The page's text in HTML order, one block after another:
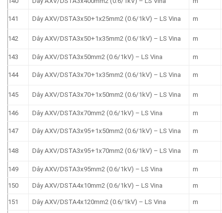
141 Dây AXV/DSTA3x50+1x25mm2 (0.6/1kV) – LS Vina m
142 Dây AXV/DSTA3x50+1x35mm2 (0.6/1kV) – LS Vina m
143 Dây AXV/DSTA3x50mm2 (0.6/1kV) – LS Vina m
144 Dây AXV/DSTA3x70+1x35mm2 (0.6/1kV) – LS Vina m
145 Dây AXV/DSTA3x70+1x50mm2 (0.6/1kV) – LS Vina m
146 Dây AXV/DSTA3x70mm2 (0.6/1kV) – LS Vina m
147 Dây AXV/DSTA3x95+1x50mm2 (0.6/1kV) – LS Vina m
148 Dây AXV/DSTA3x95+1x70mm2 (0.6/1kV) – LS Vina m
149 Dây AXV/DSTA3x95mm2 (0.6/1kV) – LS Vina m
150 Dây AXV/DSTA4x10mm2 (0.6/1kV) – LS Vina m
151 Dây AXV/DSTA4x120mm2 (0.6/1kV) – LS Vina m